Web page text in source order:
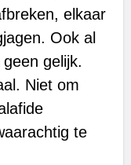
elkaar
Ook al
gelijk.
Niet om
te